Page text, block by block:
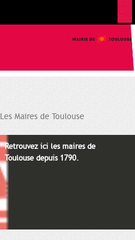
Les Maires de Toulouse
Retrouvez ici les maires de
Toulouse depuis 1790.